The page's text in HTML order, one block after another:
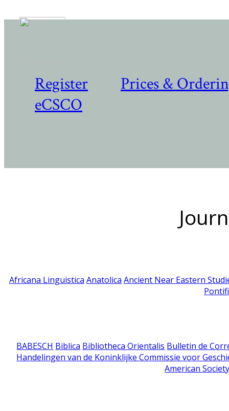
Register
Prices &
eCSCO
Africana Linguistica Anatolica Ancient Near Eastern
BABESCH Biblica Bibliotheca Orientalis Bulletin de
Handelingen van de Koninklijke Commissie voor
American